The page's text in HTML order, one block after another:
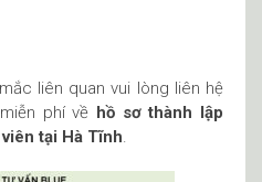
liên quan vui lòng liên hệ
phí về hồ sơ thành lập
tại Hà Tĩnh.